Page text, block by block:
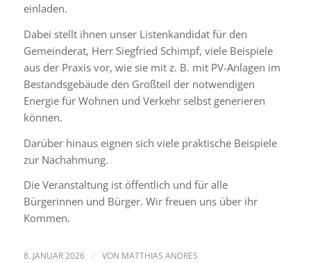
einladen.
Dabei stellt ihnen unser Listenkandidat für den
Gemeinderat, Herr Siegfried Schimpf, viele Beispiele
aus der Praxis vor, wie sie mit z. B. mit PV-Anlagen im
Bestandsgebäude den Großteil der notwendigen
Energie für Wohnen und Verkehr selbst generieren
können.
Darüber hinaus eignen sich viele praktische Beispiele
zur Nachahmung.
Die Veranstaltung ist öffentlich und für alle
Bürgerinnen und Bürger. Wir freuen uns über ihr
Kommen.
8. JANUAR 2026 / VON MATTHIAS ANDRES